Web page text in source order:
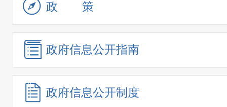
政策
政府信息公开指南
政府信息公开制度